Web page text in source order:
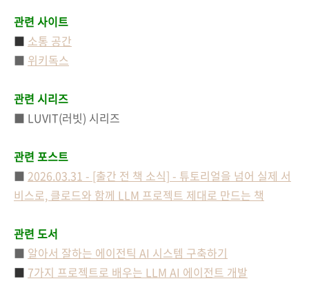
관련 사이트
■ 소통 공간
■ 위키독스
관련 시리즈
■ LUVIT(러빗) 시리즈
관련 포스트
■ 2026.03.31 - [출간 전 책 소식] - 튜토리얼을 넘어 실제 서
비스로, 클로드와 함께 LLM 프로젝트 제대로 만드는 책
관련 도서
■ 알아서 잘하는 에이전틱 AI 시스템 구축하기
■ 7가지 프로젝트로 배우는 LLM AI 에이전트 개발